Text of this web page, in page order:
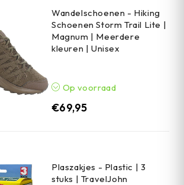
Wandelschoenen - Hiking
Schoenen Storm Trail Lite |
Magnum | Meerdere
kleuren | Unisex
Op voorraad
€69,95
Plaszakjes - Plastic | 3
stuks | TravelJohn